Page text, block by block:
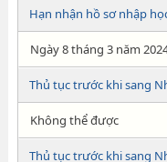
Hạn nhận hồ sơ nhập
Ngày 8 tháng 3 năm
Thủ tục trước khi sang
Không thể được
Thủ tục trước khi sang